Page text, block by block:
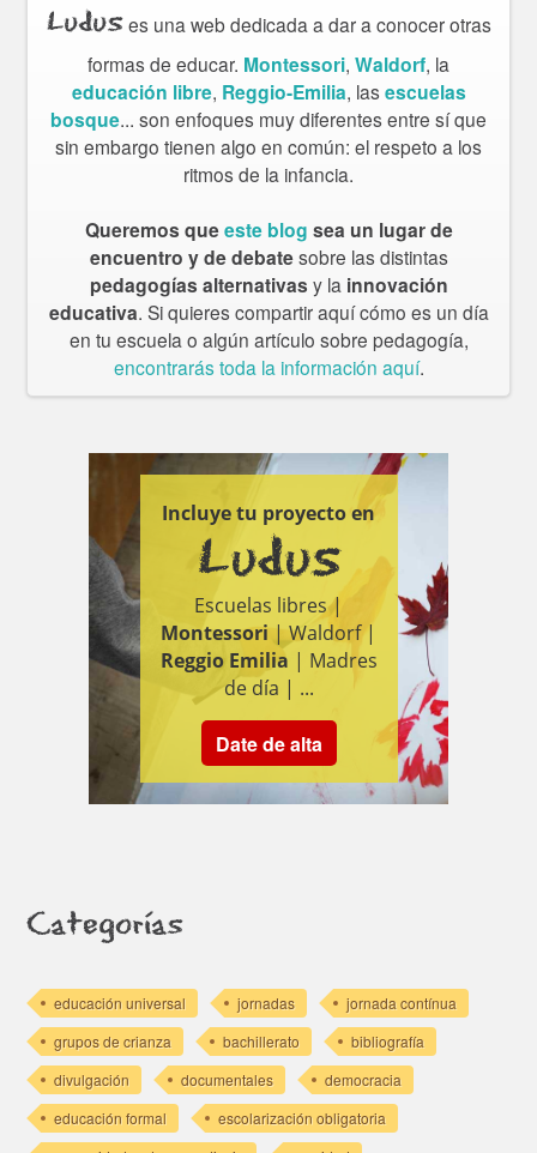
Luduses una web dedicada a dar a conocer otras
formas de educar. Montessori, Waldorf, la
educación libre, Reggio-Emilia, las escuelas
bosque... son enfoques muy diferentes entre sí que
sin embargo tienen algo en común: el respeto a los
ritmos de la infancia.
Queremos queeste blog sea un lugar de
encuentro y de debatesobre las distintas
pedagogías alternativas y la innovación
educativa. Si quieres compartir aquí cómo es un día
en tu escuela o algún artículo sobre pedagogía,
encontrarás toda la información aquí.
Incluye tu proyecto en
Ludus
Escuelas libres |
Montessori| Waldorf |
Reggio Emilia | Madres
de día | ...
Date de alta
Categorías
educación universal jornadas
jornada contínua
grupos de crianza
bachillerato
bibliografía
divulgación
documentales
democracia
educación formal
escolarización obligatoria